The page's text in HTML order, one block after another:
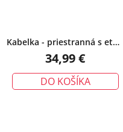
Kabelka - priestranná s etno
popruhom, khaki
34,99 €
DO KOŠÍKA